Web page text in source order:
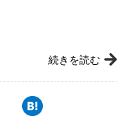
続きを読む